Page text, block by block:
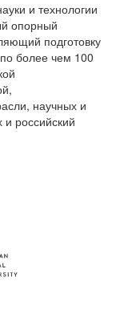
и технологии
опорный
подготовку
более чем 100
научных и
российский